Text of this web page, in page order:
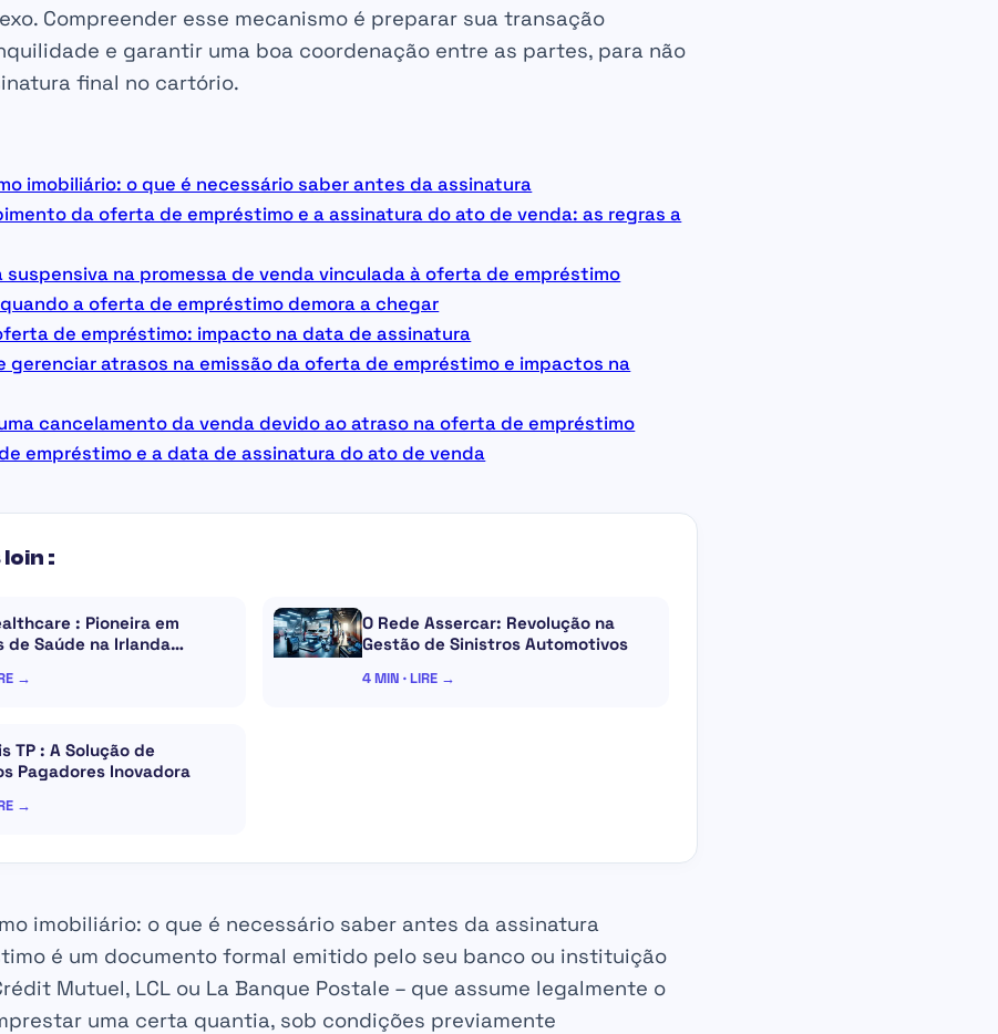
Compreender esse mecanismo é preparar sua transação
e garantir uma boa coordenação entre as partes, para não
final no cartório.
imobiliário: o que é necessário saber antes da assinatura
da oferta de empréstimo e a assinatura do ato de venda: as regras a
suspensiva na promessa de venda vinculada à oferta de empréstimo
a oferta de empréstimo demora a chegar
de empréstimo: impacto na data de assinatura
gerenciar atrasos na emissão da oferta de empréstimo e impactos na
cancelamento da venda devido ao atraso na oferta de empréstimo
empréstimo e a data de assinatura do ato de venda
:
: Pioneira em
de Saúde na Irlanda…
→
O Rede Assercar: Revolução na
Gestão de Sinistros Automotivos
4 MIN · LIRE →
TP : A Solução de
Pagadores Inovadora
→
imobiliário: o que é necessário saber antes da assinatura
é um documento formal emitido pelo seu banco ou instituição
Mutuel, LCL ou La Banque Postale – que assume legalmente o
uma certa quantia, sob condições previamente